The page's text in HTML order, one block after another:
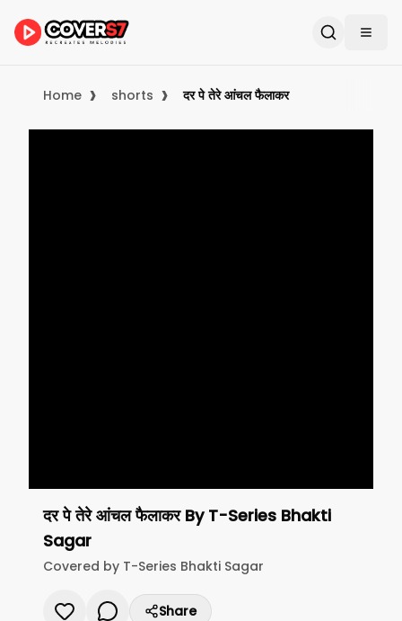
Home › shorts › दर पे तेरे आंचल फैलाकर
दर पे तेरे आंचल फैलाकरBy T-Series Bhakti
Sagar
Covered by T-Series Bhakti Sagar
Share